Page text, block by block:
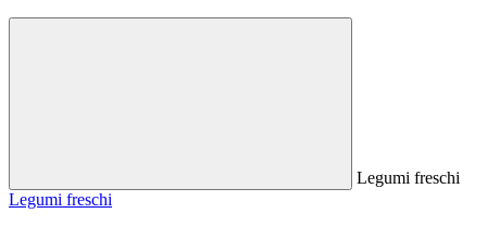
Legumi freschi
Legumi freschi